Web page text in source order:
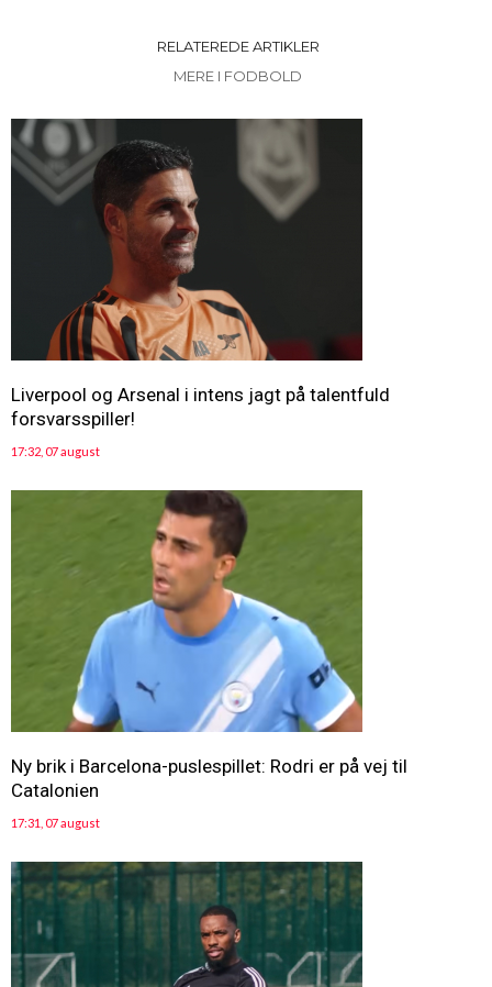
RELATEREDE ARTIKLER
MERE I FODBOLD
Liverpool og Arsenal i intens jagt på talentfuld
forsvarsspiller!
17:32, 07 august
Ny brik i Barcelona-puslespillet: Rodri er på vej til
Catalonien
17:31, 07 august